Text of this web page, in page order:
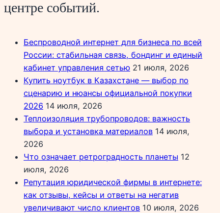
центре событий.
Беспроводной интернет для бизнеса по всей
России: стабильная связь, бондинг и единый
кабинет управления сетью 21 июля, 2026
Купить ноутбук в Казахстане — выбор по
сценарию и нюансы официальной покупки
2026 14 июля, 2026
Теплоизоляция трубопроводов: важность
выбора и установка материалов 14 июля,
2026
Что означает ретроградность планеты 12
июля, 2026
Репутация юридической фирмы в интернете:
как отзывы, кейсы и ответы на негатив
увеличивают число клиентов 10 июля, 2026